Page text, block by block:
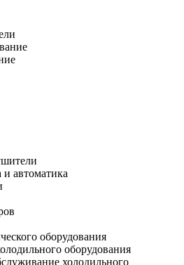
и автоматика
оборудования
оборудования
холодильного